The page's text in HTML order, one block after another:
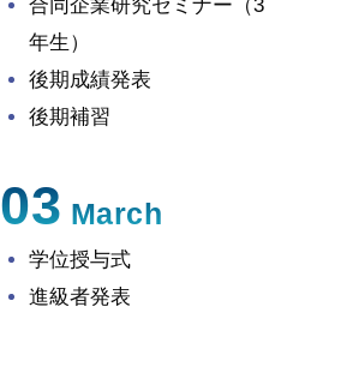
合同企業研究セミナー（3
年生）
後期成績発表
後期補習
03 March
学位授与式
進級者発表